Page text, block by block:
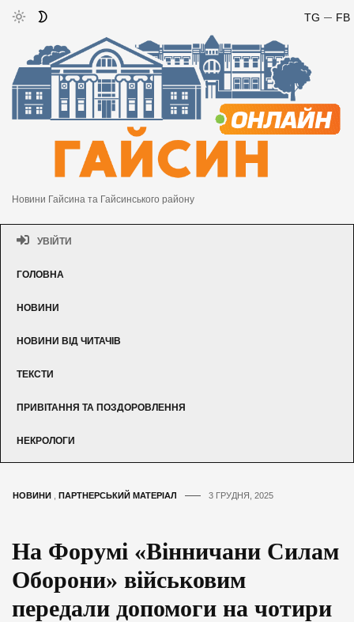
FB
TG
Новини Гайсина та Гайсинського району
УВІЙТИ
ГОЛОВНА
НОВИНИ
НОВИНИ ВІД ЧИТАЧІВ
ТЕКСТИ
ПРИВІТАННЯ ТА ПОЗДОРОВЛЕННЯ
НЕКРОЛОГИ
НОВИНИ ПАРТНЕРСЬКИЙ МАТЕРІАЛ 3 ГРУДНЯ, 2025
На Форумі «Вінничани Силам
Оборони» військовим
передали допомоги на чотири